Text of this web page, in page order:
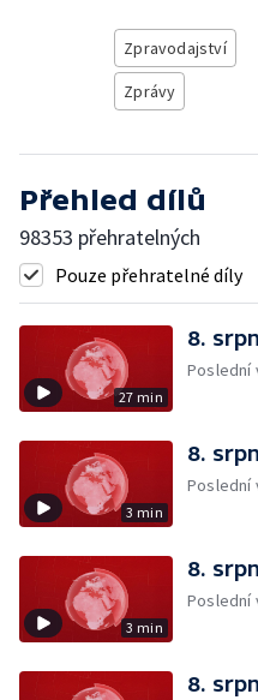
Zpravodajství
Zprávy
Přehled dílů
98353 přehratelných
Pouze přehratelné díly
27 min
8.
Poslední
3 min
8.
Poslední
3 min
8.
Poslední
8.